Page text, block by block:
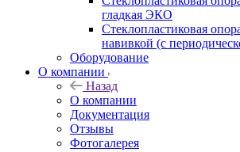
гладкая ЭКО
Стеклопластиковая
навивкой (с
Оборудование
О компании
Назад
О компании
Документация
Отзывы
Фотогалерея